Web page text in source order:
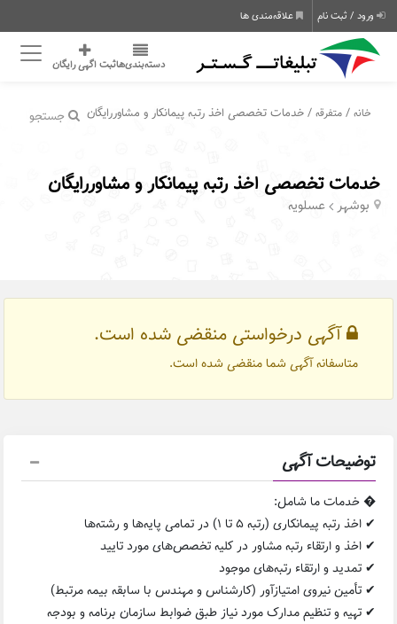
ورود / ثبت نام علاقه‌مندی ها
دسته‌بندی‌هاثبت اگهی رایگان
جستجو خانه /متفرقه / خدمات تخصصی اخذ رتبه پیمانکار و مشاوررایگان
خدمات تخصصی اخذ رتبه پیمانکار و مشاوررایگان
بوشهر عسلویه
آگهی درخواستی منقضی شده است.
متاسفانه آگهی شما منقضی شده است.
توضیحات آگهی
� خدمات ما شامل:
✔ اخذ رتبه پیمانکاری (رتبه ۵ تا ۱) در تمامی پایه‌ها و رشته‌ها
✔ اخذ و ارتقاء رتبه مشاور در کلیه تخصص‌های مورد تایید
✔ تمدید و ارتقاء رتبه‌های موجود
✔ تأمین نیروی امتیازآور (کارشناس و مهندس با سابقه بیمه مرتبط)
✔ تهیه و تنظیم مدارک مورد نیاز طبق ضوابط سازمان برنامه و بودجه